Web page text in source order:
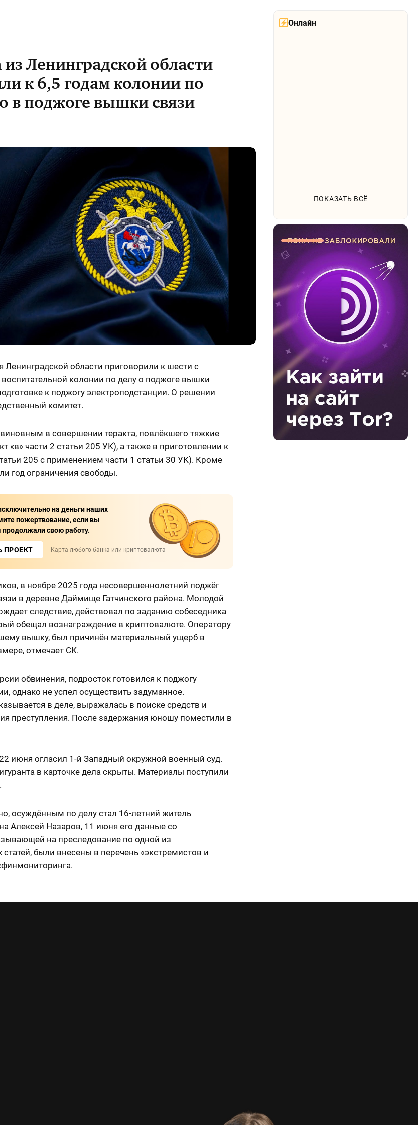
Онлайн
ПОКАЗАТЬ ВСЁ
Ленинградской области
к 6,5 годам колонии по
в поджоге вышки связи
Ленинградской области приговорили к шести с
колонии по делу о поджоге вышки
к поджогу электроподстанции. О решении
комитет.
в совершении теракта, повлёкшего тяжкие
«в» части 2 статьи 205 УК), а также в приготовлении к
205 с применением части 1 статьи 30 УК). Кроме
год ограничения свободы.
на деньги наших
пожертвование, если вы
свою работу.
ПРОЕКТ Карта любого банка или криптовалюта
в ноябре 2025 года несовершеннолетний поджёг
в деревне Даймище Гатчинского района. Молодой
следствие, действовал по заданию собеседника
обещал вознаграждение в криптовалюте. Оператору
вышку, был причинён материальный ущерб в
отмечает СК.
обвинения, подросток готовился к поджогу
однако не успел осуществить задуманное.
в деле, выражалась в поиске средств и
преступления. После задержания юношу поместили в
июня огласил 1-й Западный окружной военный суд.
в карточке дела скрыты. Материалы поступили
осуждённым по делу стал 16-летний житель
Алексей Назаров, 11 июня его данные со
на преследование по одной из
статей, были внесены в перечень «экстремистов и